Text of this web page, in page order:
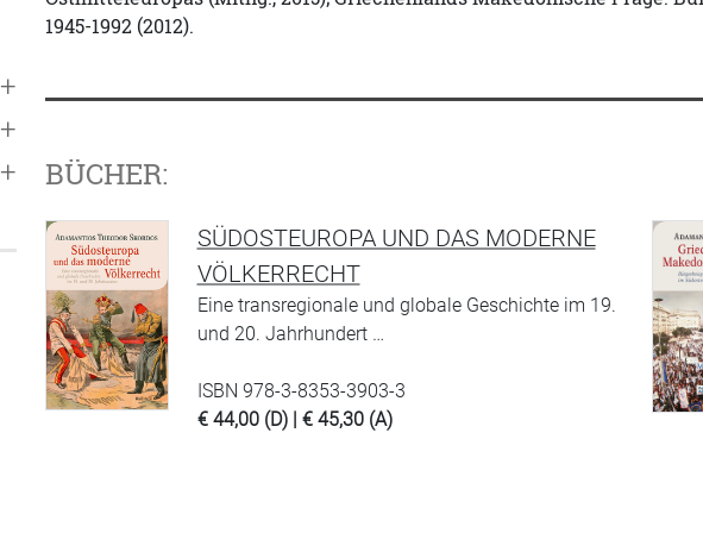
+
+
+
1945-1992 (2012).
BÜCHER:
SÜDOSTEUROPA UND DAS MODERNE
VÖLKERRECHT
Eine transregionale und globale Geschichte im 19.
und 20. Jahrhundert …
ISBN 978-3-8353-3903-3
€ 44,00 (D) | € 45,30 (A)